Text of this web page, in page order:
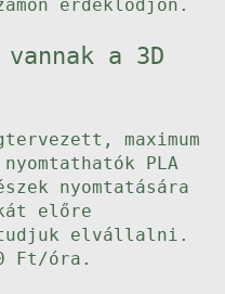
érdeklődjön.
a 3D
maximum
PLA
nyomtatására
előre
elvállalni.
Ft/óra.